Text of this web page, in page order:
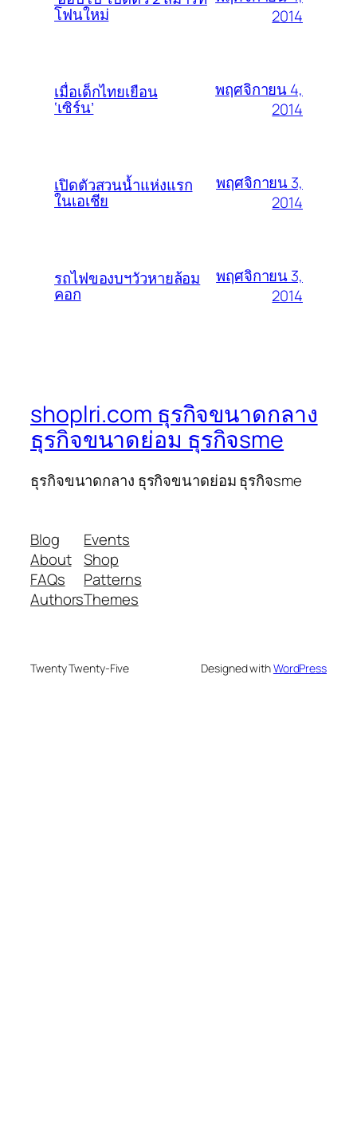
โฟนใหม่
2014
เมื่อเด็กไทยเยือน
‘เซิร์น’
พฤศจิกายน 4,
2014
เปิดตัวสวนน้ำแห่งแรก
ในเอเชีย
พฤศจิกายน 3,
2014
รถไฟของบฯวัวหายล้อม
คอก
พฤศจิกายน 3,
2014
shoplri.com ธุรกิจขนาดกลาง
ธุรกิจขนาดย่อม ธุรกิจsme
ธุรกิจขนาดกลาง ธุรกิจขนาดย่อม ธุรกิจsme
Blog
About
FAQs
Authors
Events
Shop
Patterns
Themes
Twenty Twenty-Five Designed withWordPress